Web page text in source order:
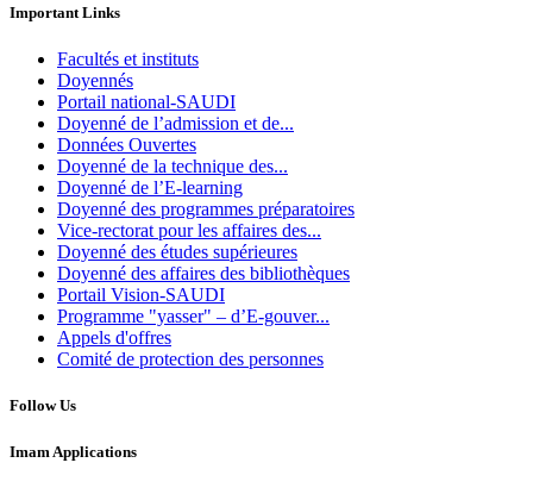
Important Links
Facultés et instituts
Doyennés
Portail national-SAUDI
Doyenné de l’admission et de...
Données Ouvertes
Doyenné de la technique des...
Doyenné de l’E-learning
Doyenné des programmes préparatoires
Vice-rectorat pour les affaires des...
Doyenné des études supérieures
Doyenné des affaires des bibliothèques
Portail Vision-SAUDI
Programme "yasser" – d’E-gouver...
Appels d'offres
Comité de protection des personnes
Follow Us
Imam Applications